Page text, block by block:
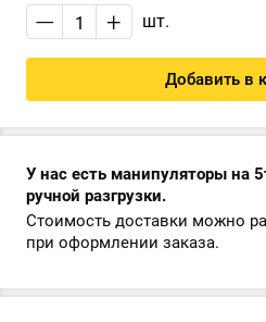
— + шт.
Добавить в
У нас есть манипуляторы на
ручной разгрузки.
Стоимость доставки можно
при оформлении заказа.